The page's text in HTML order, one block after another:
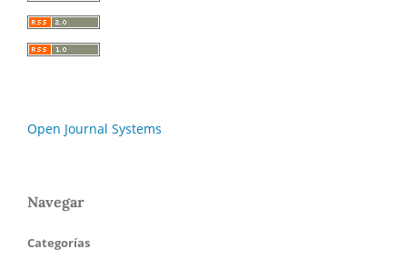
Open Journal Systems
Navegar
Categorías